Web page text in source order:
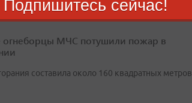
МЧС потушили пожар в
составила около 160 квадратных метров
Подпишитесь сейчас!